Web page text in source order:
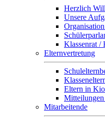
Herzlich
Unsere
Klassenrat /
Elternvertretung
Eltern in
Mitarbeitende